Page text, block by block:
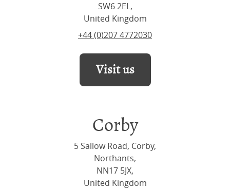
SW6 2EL,
United Kingdom
+44 (0)207 4772030
Visit us
Corby
5 Sallow Road, Corby,
Northants,
NN17 5JX,
United Kingdom